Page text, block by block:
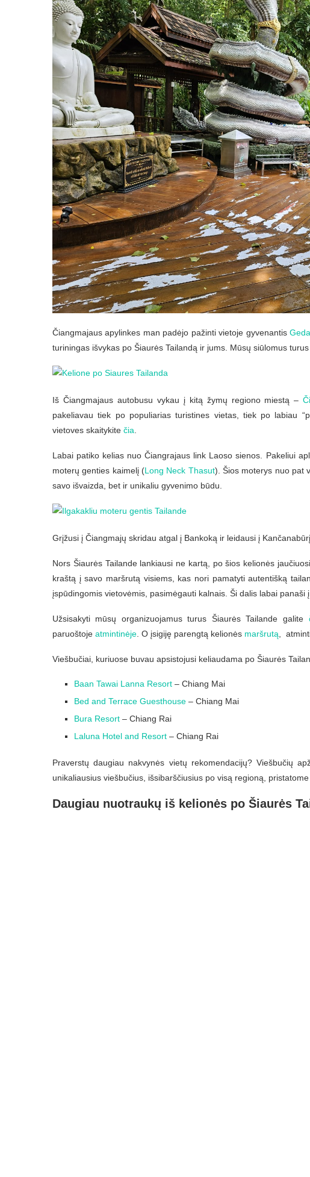
Čiangmajaus apylinkes man padėjo pažinti vietoje gyvenantis
turiningas išvykas po Šiaurės Tailandą ir jums. Mūsų siūlomus
Iš Čiangmajaus autobusu vykau į kitą žymų regiono miestą –
pakeliavau tiek po populiarias turistines vietas, tiek po labiau
vietoves skaitykite čia
Labai patiko kelias nuo Čiangrajaus link Laoso sienos. Pakeliui
moterų genties kaimelį (Long Neck Thasut). Šios moterys nuo pat
savo išvaizda, bet ir unikaliu gyvenimo būdu.
Grįžusi į Čiangmajų skridau atgal į Bankoką ir leidausi į
Nors Šiaurės Tailande lankiausi ne kartą, po šios kelionės
kraštą į savo maršrutą visiems, kas nori pamatyti autentišką
įspūdingomis vietovėmis, pasimėgauti kalnais. Ši dalis labai panaši į
Užsisakyti mūsų organizuojamus turus Šiaurės Tailande galite
paruoštoje atmintinėje . O įsigiję parengtą kelionės maršrutą ,
Viešbučiai, kuriuose buvau apsistojusi keliaudama po Šiaurės
Baan Tawai Lanna Resort – Chiang Mai
Bed and Terrace Guesthouse – Chiang Mai
Bura Resort – Chiang Rai
Laluna Hotel and Resort – Chiang Rai
Praverstų daugiau nakvynės vietų rekomendacijų? Viešbučių
unikaliausius viešbučius, išsibarščiusius po visą regioną, pristatome
Daugiau nuotraukų iš kelionės po Šiaurės